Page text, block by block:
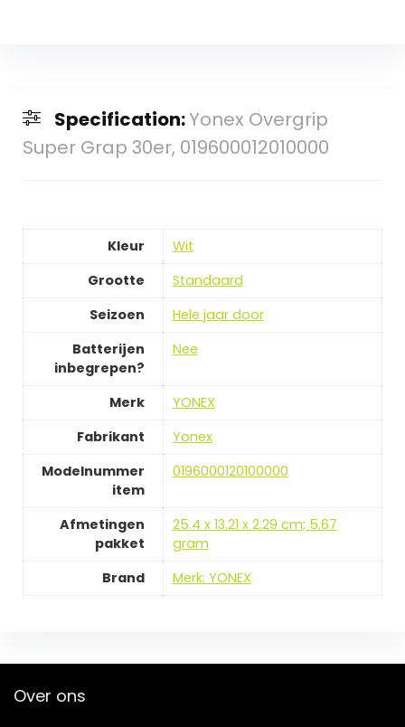
Specification:Yonex Overgrip
Super Grap 30er, 019600012010000
Kleur
‎Wit
Grootte
‎Standaard
Seizoen
‎Hele jaar door
Batterijen
inbegrepen?
‎Nee
Merk
‎YONEX
Fabrikant
‎Yonex
Modelnummer
item
‎0196000120100000
Afmetingen
pakket
‎25.4 x 13.21 x 2.29 cm; 5.67
gram
Brand
Merk: YONEX
Over ons